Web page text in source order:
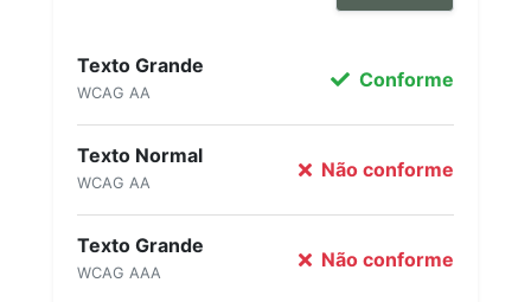
Texto Grande
WCAG AA
Conforme
Texto Normal
WCAG AA
Não conforme
Texto Grande
WCAG AAA
Não conforme